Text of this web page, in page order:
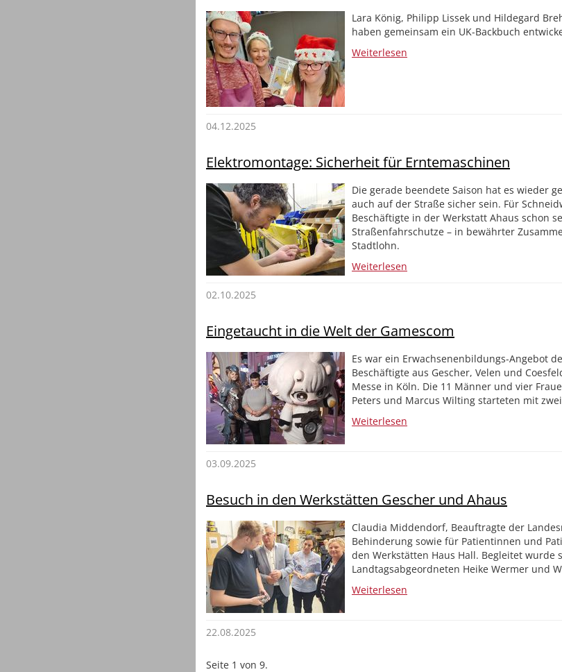
Lara König, Philipp Lissek und Hildegard
haben gemeinsam ein UK-Backbuch
Weiterlesen
04.12.2025
Elektromontage: Sicherheit für Erntemaschinen
Die gerade beendete Saison hat es wieder
auch auf der Straße sicher sein. Für
Beschäftigte in der Werkstatt Ahaus schon
Straßenfahrschutze – in bewährter
Stadtlohn.
Weiterlesen
02.10.2025
Eingetaucht in die Welt der Gamescom
Es war ein Erwachsenenbildungs-Angebot
Beschäftigte aus Gescher, Velen und
Messe in Köln. Die 11 Männer und vier
Peters und Marcus Wilting starteten mit
Weiterlesen
03.09.2025
Besuch in den Werkstätten Gescher und Ahaus
Claudia Middendorf, Beauftragte der
Behinderung sowie für Patientinnen und
den Werkstätten Haus Hall. Begleitet wurde
Landtagsabgeordneten Heike Wermer und
Weiterlesen
22.08.2025
Seite 1 von 9.